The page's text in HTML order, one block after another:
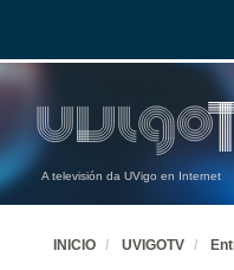
A televisión da UVigo en Internet
INICIO UVIGOTV